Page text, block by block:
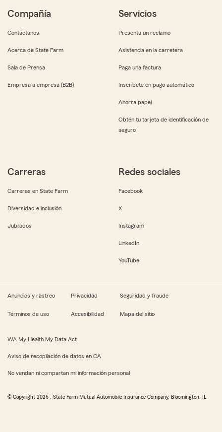
Compañía
Contáctanos
Acerca de State Farm
Sala de Prensa
Empresa a empresa (B2B)
Servicios
Presenta un reclamo
Asistencia en la carretera
Paga una factura
Inscríbete en pago automático
Ahorra papel
Obtén tu tarjeta de identificación de
seguro
Carreras
Carreras en State Farm
Diversidad e inclusión
Jubilados
Redes sociales
Facebook
X
Instagram
LinkedIn
YouTube
Anuncios y rastreo Privacidad Seguridad y fraude
Términos de uso Accesibilidad Mapa del sitio
WA My Health My Data Act
Aviso de recopilación de datos en CA
No vendan ni compartan mi información personal
© Copyright 2026 , State Farm Mutual Automobile Insurance Company, Bloomington, IL